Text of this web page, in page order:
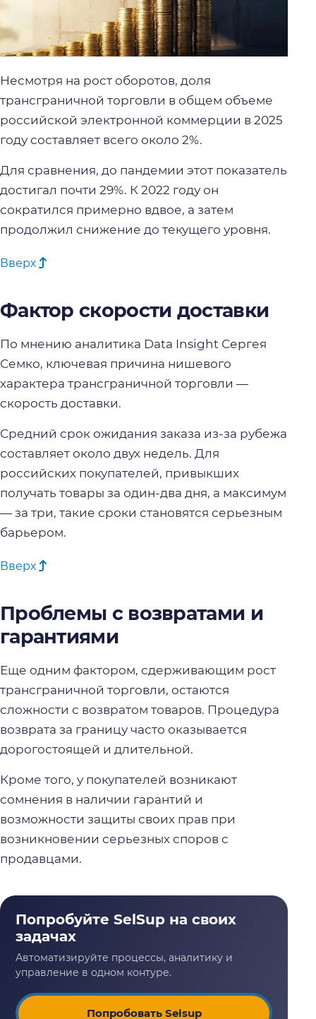
Несмотря на рост оборотов, доля
трансграничной торговли в общем объеме
российской электронной коммерции в 2025
году составляет всего около 2%.
Для сравнения, до пандемии этот показатель
достигал почти 29%. К 2022 году он
сократился примерно вдвое, а затем
продолжил снижение до текущего уровня.
Вверх
Фактор скорости доставки
По мнению аналитика Data Insight Сергея
Семко, ключевая причина нишевого
характера трансграничной торговли —
скорость доставки.
Средний срок ожидания заказа из-за рубежа
составляет около двух недель. Для
российских покупателей, привыкших
получать товары за один-два дня, а максимум
— за три, такие сроки становятся серьезным
барьером.
Вверх
Проблемы с возвратами и
гарантиями
Еще одним фактором, сдерживающим рост
трансграничной торговли, остаются
сложности с возвратом товаров. Процедура
возврата за границу часто оказывается
дорогостоящей и длительной.
Кроме того, у покупателей возникают
сомнения в наличии гарантий и
возможности защиты своих прав при
возникновении серьезных споров с
продавцами.
Попробовать Selsup